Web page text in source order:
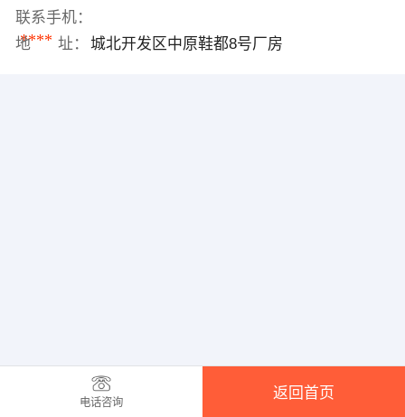
联系手机：
****
地 址： 城北开发区中原鞋都8号厂房
电话咨询
返回首页